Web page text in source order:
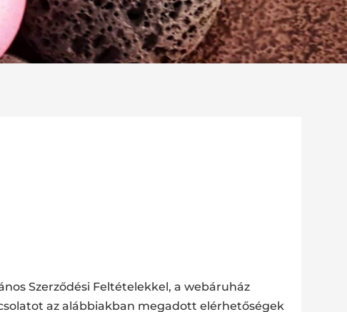
Szerződési Feltételekkel, a webáruház
az alábbiakban megadott elérhetőségek